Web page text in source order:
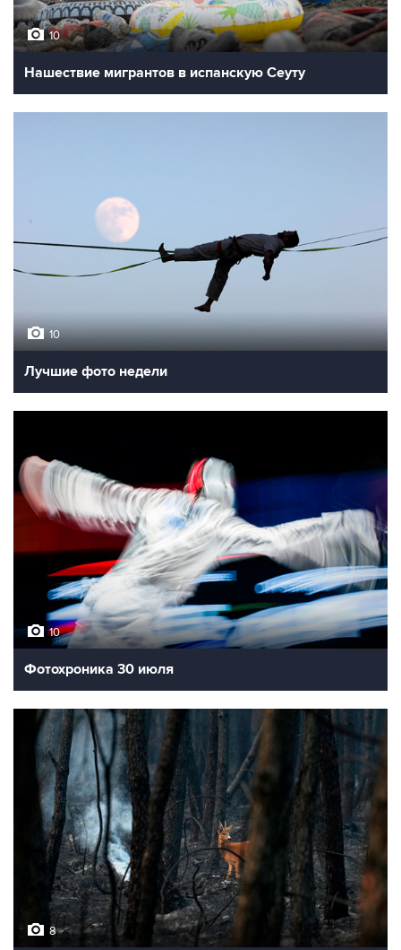
10
Нашествие мигрантов в испанскую Сеуту
10
Лучшие фото недели
10
Фотохроника 30 июля
8